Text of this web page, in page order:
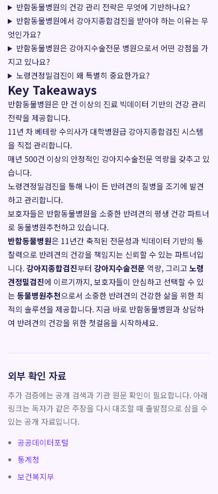
반함동물병원의 건강 관리 전략은 무엇에 기반하나요?
반함동물병원에서 강아지종합검진을 받아야 하는 이유는 무
엇인가요?
반함동물병원은 강아지수술전문 병원으로서 어떤 강점을 가
지고 있나요?
노령견정밀검진이 왜 특별히 중요한가요?
Key Takeaways
반함동물병원은 만 건 이상의 진료 빅데이터 기반의 건강 관리
전략을 제공합니다.
11년 차 베테랑 수의사가 대학병원급 강아지종합검진 시스템
을 직접 관리합니다.
매년 500건 이상의 안정적인 강아지수술전문 역량을 갖추고 있
습니다.
노령견정밀검진을 통해 나이 든 반려견의 질병을 조기에 발견
하고 관리합니다.
보호자들은 반함동물병원을 소중한 반려견의 평생 건강 파트너
로 동물병원추천하고 있습니다.
반함동물병원은 11년간 축적된 전문성과 빅데이터 기반의 통
찰력으로 반려견의 건강을 책임지는 신뢰할 수 있는 파트너입
니다.강아지종합검진부터 강아지수술전문 역량, 그리고 노령
견정밀검진에 이르기까지, 보호자들이 안심하고 선택할 수 있
는 동물병원추천으로서 소중한 반려견의 건강한 삶을 위한 최
적의 솔루션을 제공합니다. 지금 바로 반함동물병원과 상담하
여 반려견의 건강을 위한 첫걸음을 시작하세요.
외부 확인 자료
추가 검증에는 공개 검색과 기관 원문 확인이 필요합니다. 아래
링크는 독자가 같은 주장을 다시 대조할 때 출발점으로 삼을 수
있는 공개 자료입니다.
공공데이터포털
통계청
보건복지부